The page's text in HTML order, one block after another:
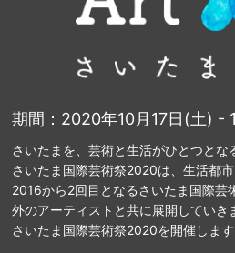
期間：2020年10月17日(土) -
さいたまを、芸術と生活がひとつとな
さいたま国際芸術祭2020は、生活都
2016から2回目となるさいたま国際
外のアーティストと共に展開してい
さいたま国際芸術祭2020を開催します